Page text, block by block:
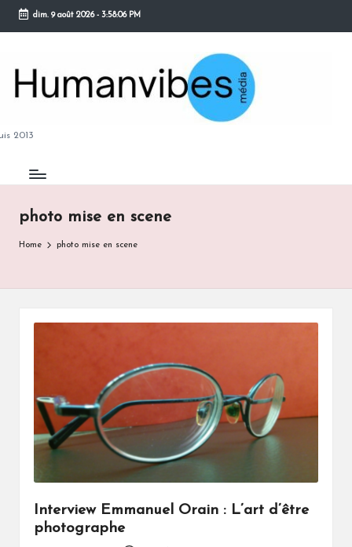
Skip
content
dim. 9 août 2026- 3:58:07 PM
2013
photo mise en scene
Home photo mise en scene
Interview Emmanuel Orain : L’art d’être
photographe